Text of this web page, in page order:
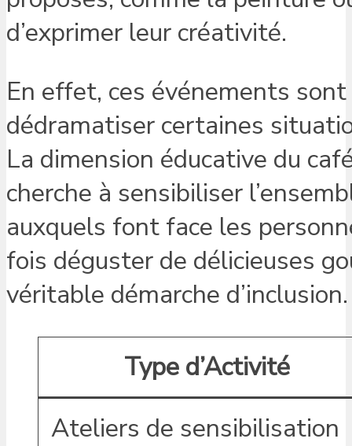
d’exprimer leur créativité.
En effet, ces événements
dédramatiser certaines
La dimension éducative du
cherche à sensibiliser
auxquels font face les
fois déguster de délicieuses
véritable démarche d’inclusion.
Type d’Activité
Ateliers de sensibilisation